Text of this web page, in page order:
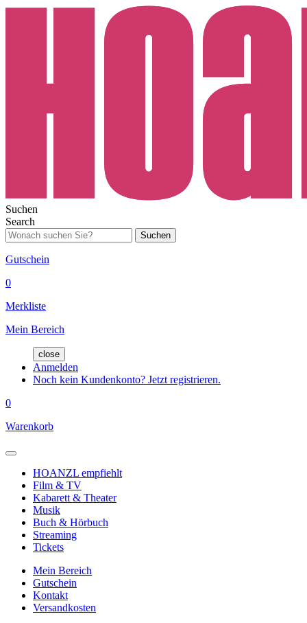
Suchen
Search
Suchen
Gutschein
0
Merkliste
Mein Bereich
close
Anmelden
Noch kein Kundenkonto? Jetzt registrieren.
0
Warenkorb
HOANZL empfiehlt
Film & TV
Kabarett & Theater
Musik
Buch & Hörbuch
Streaming
Tickets
Mein Bereich
Gutschein
Kontakt
Versandkosten